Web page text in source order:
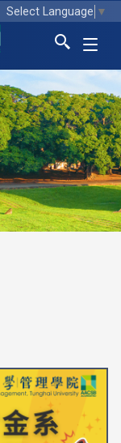
Select Language ▼